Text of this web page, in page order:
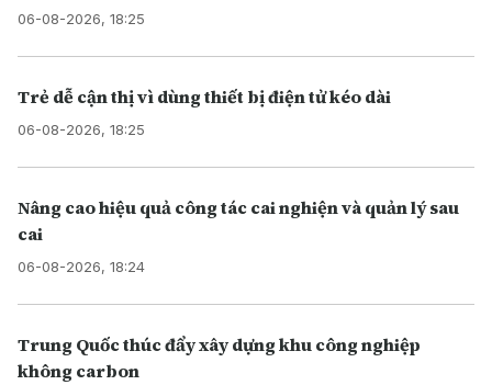
06-08-2026, 18:25
Trẻ dễ cận thị vì dùng thiết bị điện tử kéo dài
06-08-2026, 18:25
Nâng cao hiệu quả công tác cai nghiện và quản lý sau
cai
06-08-2026, 18:24
Trung Quốc thúc đẩy xây dựng khu công nghiệp
không carbon